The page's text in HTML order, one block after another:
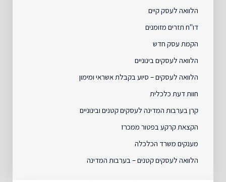
הלוואה לעסק קיים
דו"ח תזרים מזומנים
הקמת עסק חדש
הלוואה לעסקים בינוניים
הלוואה לעסקים – סיוע בקבלת אשראי ומימון
חוות דעת כלכלית
קרן בערבות המדינה לעסקים קטנים ובינוניים
הקצאת קרקע בפטור ממכרז
מענקים משרד הכלכלה
הלוואה לעסקים קטנים – בערבות המדינה